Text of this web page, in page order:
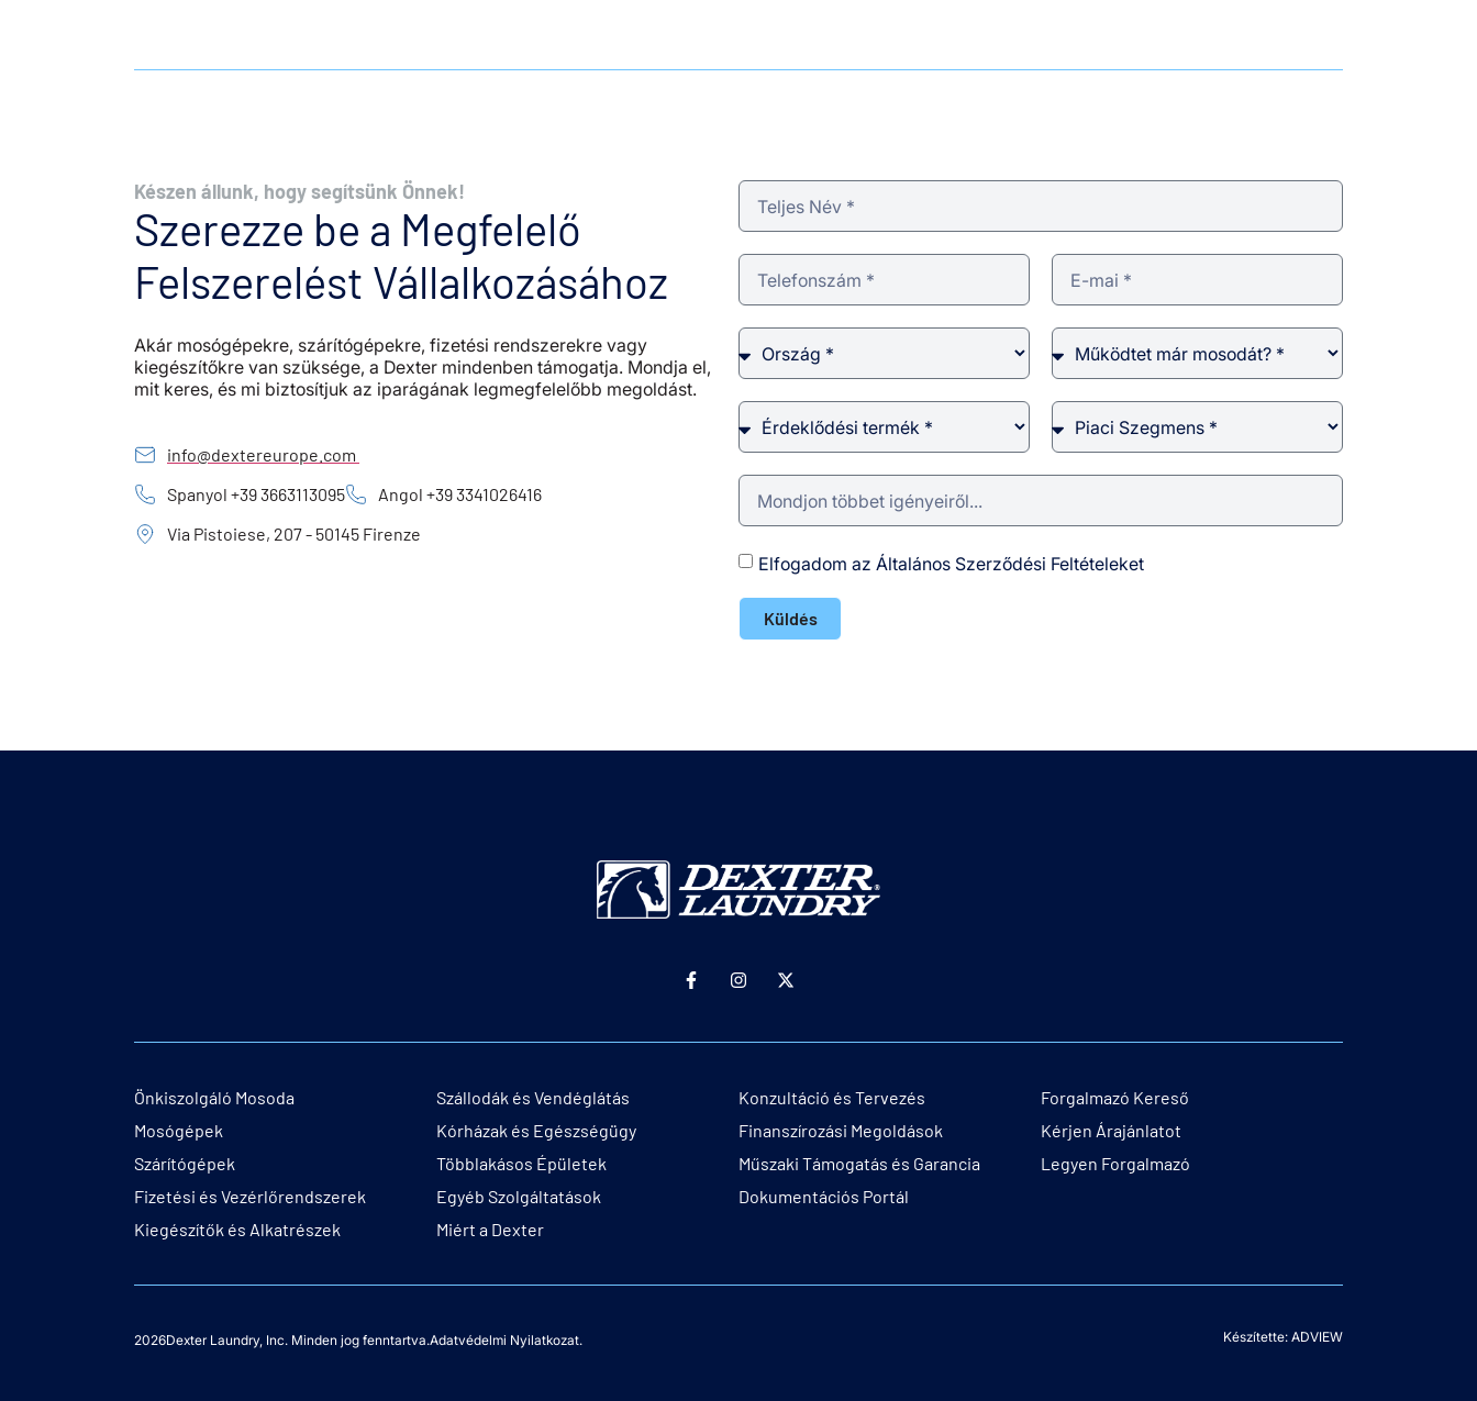
Készen állunk, hogy segítsünk Önnek!
Szerezze be a Megfelelő
Felszerelést Vállalkozásához
Akár mosógépekre, szárítógépekre, fizetési rendszerekre vagy
kiegészítőkre van szüksége, a Dexter mindenben támogatja. Mondja el,
mit keres, és mi biztosítjuk az iparágának legmegfelelőbb megoldást.
info@dextereurope.com
Spanyol +39 3663113095
Angol +39 3341026416
Via Pistoiese, 207 - 50145 Firenze
Elfogadom az Általános Szerződési Feltételeket
Küldés
Önkiszolgáló Mosoda
Mosógépek
Szárítógépek
Fizetési és Vezérlőrendszerek
Kiegészítők és Alkatrészek
Szállodák és Vendéglátás
Kórházak és Egészségügy
Többlakásos Épületek
Egyéb Szolgáltatások
Miért a Dexter
Konzultáció és Tervezés
Finanszírozási Megoldások
Műszaki Támogatás és Garancia
Dokumentációs Portál
Forgalmazó Kereső
Kérjen Árajánlatot
Legyen Forgalmazó
2026Dexter Laundry, Inc. Minden jog fenntartva.Adatvédelmi Nyilatkozat. Készítette: ADVIEW